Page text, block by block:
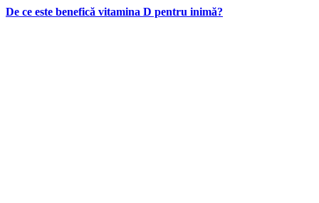
De ce este benefică vitamina D pentru inimă?